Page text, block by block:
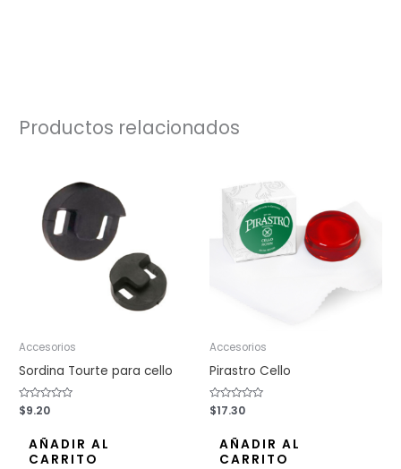
Productos relacionados
Accesorios
Sordina Tourte para cello
Valorado
con
$9.20
AÑADIR AL
CARRITO
Accesorios
Pirastro Cello
Valorado
con
$17.30
AÑADIR AL
CARRITO